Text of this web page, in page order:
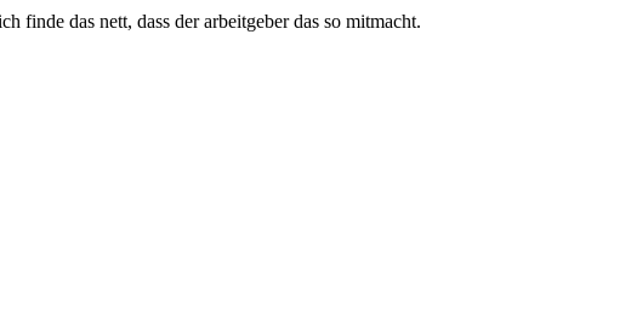
finde das nett, dass der arbeitgeber das so mitmacht.